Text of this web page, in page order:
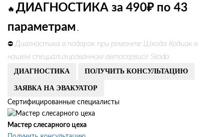
🔥 ДИАГНОСТИКА за 490₽ по 43
параметрам .
⛔ Диагностика в подарок при ремонте Шкода Кодиак в
нашем специализированном автосервисе Skoda
ДИАГНОСТИКА ПОЛУЧИТЬ КОНСУЛЬТАЦИЮ
ЗАЯВКА НА ЭВАКУАТОР
Сертифицированные специалисты
Мастер слесарного цеха